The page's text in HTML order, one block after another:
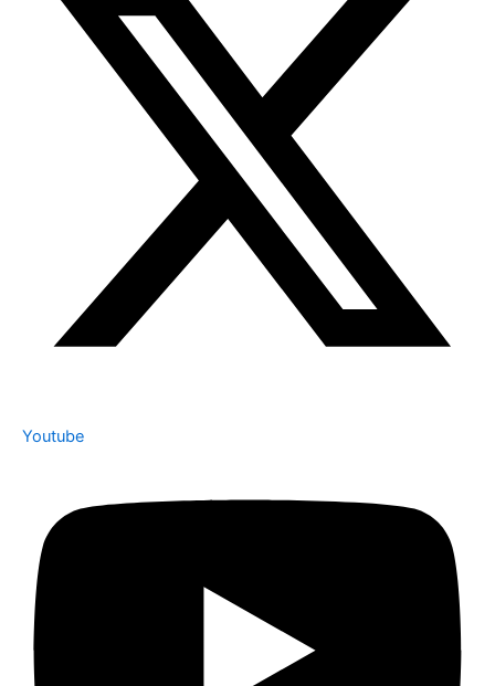
Youtube